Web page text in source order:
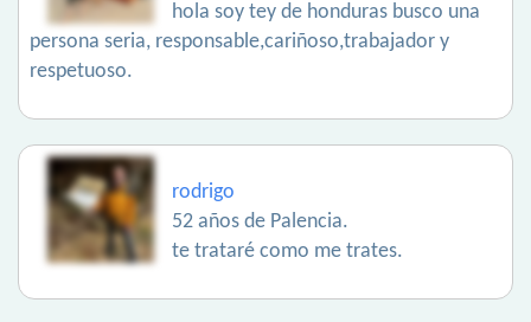
hola soy tey de honduras busco una
persona seria, responsable,cariñoso,trabajador y
respetuoso.
rodrigo
52 años de Palencia.
te trataré como me trates.